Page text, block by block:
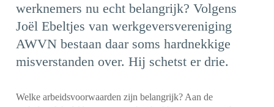
werknemers nu echt belangrijk? Volgens
Joël Ebeltjes van werkgeversvereniging
AWVN bestaan daar soms hardnekkige
misverstanden over. Hij schetst er drie.
Welke arbeidsvoorwaarden zijn belangrijk? Aan de